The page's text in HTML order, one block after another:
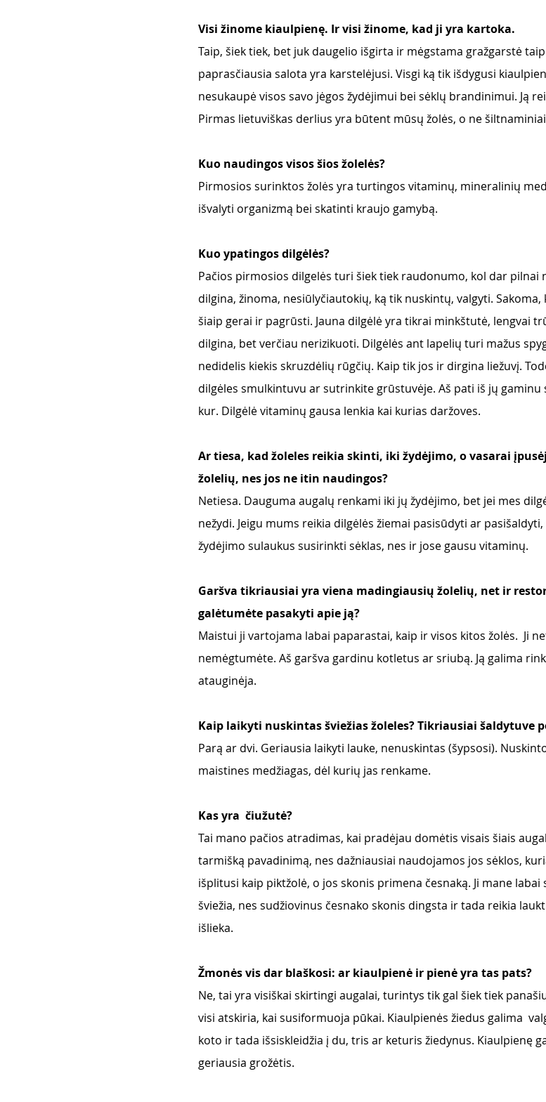
Visi žinome kiaulpienę. Ir visi žinome, kad ji yra kartoka.
Taip, šiek tiek, bet juk daugelio išgirta ir mėgstama gražgarstė
paprasčiausia salota yra karstelėjusi. Visgi ką tik išdygusi
nesukaupė visos savo jėgos žydėjimui bei sėklų brandinimui. Ją
Pirmas lietuviškas derlius yra būtent mūsų žolės, o ne
Kuo naudingos visos šios žolelės?
Pirmosios surinktos žolės yra turtingos vitaminų, mineralinių
išvalyti organizmą bei skatinti kraujo gamybą.
Kuo ypatingos dilgėlės?
Pačios pirmosios dilgelės turi šiek tiek raudonumo, kol dar pilnai
dilgina, žinoma, nesiūlyčiautokių, ką tik nuskintų, valgyti.
šiaip gerai ir pagrūsti. Jauna dilgėlė yra tikrai minkštutė, lengvai
dilgina, bet verčiau nerizikuoti. Dilgėlės ant lapelių turi mažus
nedidelis kiekis skruzdėlių rūgčių. Kaip tik jos ir dirgina liežuvį.
dilgėles smulkintuvu ar sutrinkite grūstuvėje. Aš pati iš jų
kur. Dilgėlė vitaminų gausa lenkia kai kurias daržoves.
Ar tiesa, kad žoleles reikia skinti, iki žydėjimo, o vasarai
žolelių, nes jos ne itin naudingos?
Netiesa. Dauguma augalų renkami iki jų žydėjimo, bet jei mes
nežydi. Jeigu mums reikia dilgėlės žiemai pasisūdyti ar
žydėjimo sulaukus susirinkti sėklas, nes ir jose gausu vitaminų.
Garšva tikriausiai yra viena madingiausių žolelių, net ir
galėtumėte pasakyti apie ją?
Maistui ji vartojama labai paparastai, kaip ir visos kitos žolės.  Ji
nemėgtumėte. Aš garšva gardinu kotletus ar sriubą. Ją galima
atauginėja.
Kaip laikyti nuskintas šviežias žoleles? Tikriausiai šaldytuve
Parą ar dvi. Geriausia laikyti lauke, nenuskintas (šypsosi).
maistines medžiagas, dėl kurių jas renkame.
Kas yra  čiužutė?
Tai mano pačios atradimas, kai pradėjau domėtis visais šiais
tarmišką pavadinimą, nes dažniausiai naudojamos jos sėklos,
išplitusi kaip piktžolė, o jos skonis primena česnaką. Ji mane
šviežia, nes sudžiovinus česnako skonis dingsta ir tada reikia
išlieka.
Žmonės vis dar blaškosi: ar kiaulpienė ir pienė yra tas pats?
Ne, tai yra visiškai skirtingi augalai, turintys tik gal šiek tiek
visi atskiria, kai susiformuoja pūkai. Kiaulpienės žiedus galima
koto ir tada išsiskleidžia į du, tris ar keturis žiedynus. Kiaulpienę
geriausia grožėtis.